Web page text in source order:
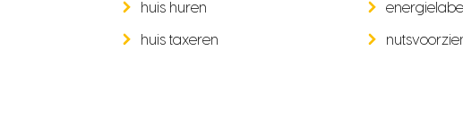
huis huren
huis taxeren
energielabel